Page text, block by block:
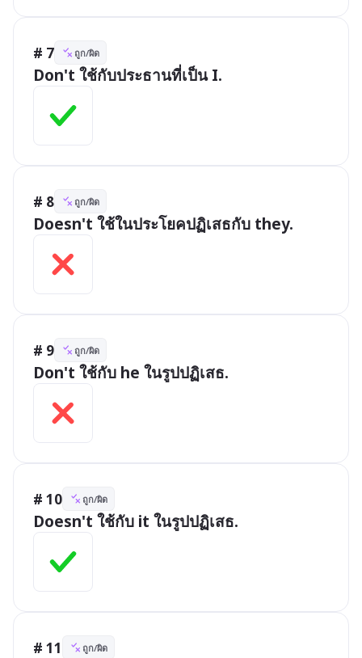
# 7 ถูก/ผิด
Don't ใช้กับประธานที่เป็น I.
# 8 ถูก/ผิด
Doesn't ใช้ในประโยคปฏิเสธกับ they.
# 9 ถูก/ผิด
Don't ใช้กับ he ในรูปปฏิเสธ.
# 10 ถูก/ผิด
Doesn't ใช้กับ it ในรูปปฏิเสธ.
# 11 ถูก/ผิด